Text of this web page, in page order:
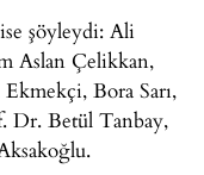
şöyleydi: Ali
Aslan Çelikkan,
Bora Sarı,
Dr. Betül Tanbay,